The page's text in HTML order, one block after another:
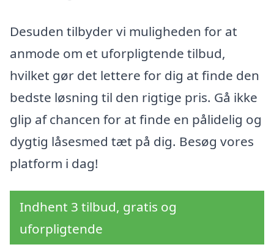
Desuden tilbyder vi muligheden for at
anmode om et uforpligtende tilbud,
hvilket gør det lettere for dig at finde den
bedste løsning til den rigtige pris. Gå ikke
glip af chancen for at finde en pålidelig og
dygtig låsesmed tæt på dig. Besøg vores
platform i dag!
Indhent 3 tilbud, gratis og
uforpligtende